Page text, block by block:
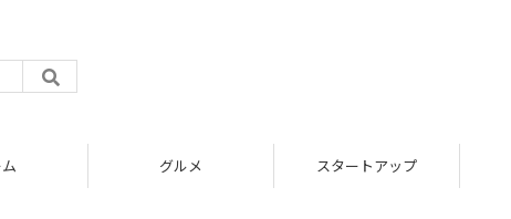
グルメ スタートアップ